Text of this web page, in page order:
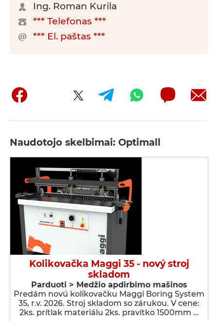
Ing. Roman Kurila
*** Telefonas ***
*** El. paštas ***
Naudotojo skelbimai: Optimall
Kolikovačka Maggi 35 - nový stroj
skladom
Parduoti > Medžio apdirbimo mašinos
Predám novú kolíkovačku Maggi Boring System
35, r.v. 2026. Stroj skladom so zárukou. V cene:
2ks. prítlak materiálu 2ks. pravítko 1500mm …